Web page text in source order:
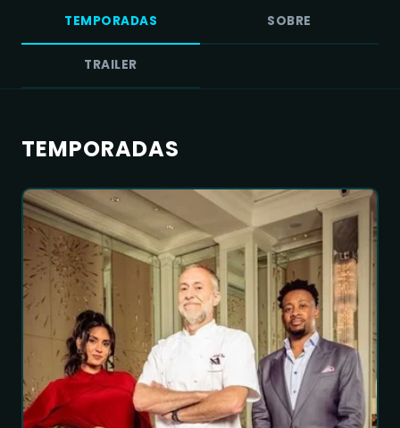
TEMPORADAS SOBRE
TRAILER
TEMPORADAS